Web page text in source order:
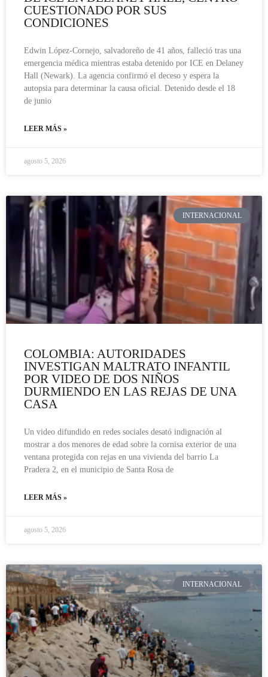
CUESTIONADO POR SUS
CONDICIONES
Edwin López-Cornejo, salvadoreño de 41 años, falleció tras una
emergencia médica mientras estaba detenido por ICE en Delaney
Hall (Newark). La agencia confirmó el deceso y espera la
autopsia para determinar la causa oficial. Detenido desde el 18
de junio
LEER MÁS »
agosto 5, 2026
INTERNACIONAL
COLOMBIA: AUTORIDADES
INVESTIGAN MALTRATO INFANTIL
POR VIDEO DE DOS NIÑOS
DURMIENDO EN LAS REJAS DE UNA
CASA
Un video difundido en redes sociales desató indignación al
mostrar a dos menores de edad sobre la cornisa exterior de una
ventana protegida con rejas en una vivienda del barrio La
Pradera 2, en el municipio de Santa Rosa de
LEER MÁS »
agosto 5, 2026
INTERNACIONAL